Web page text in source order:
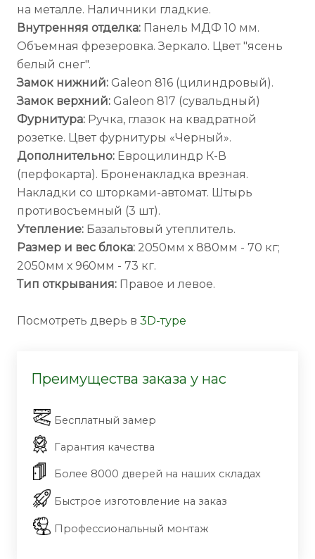
на металле. Наличники гладкие.
Внутренняя отделка: Панель МДФ 10 мм.
Объемная фрезеровка. Зеркало. Цвет "ясень
белый снег".
Замок нижний: Galeon 816 (цилиндровый).
Замок верхний: Galeon 817 (сувальдный)
Фурнитура: Ручка, глазок на квадратной
розетке. Цвет фурнитуры «Черный».
Дополнительно: Евроцилиндр К-В
(перфокарта). Броненакладка врезная.
Накладки со шторками-автомат. Штырь
противосъемный (3 шт).
Утепление: Базальтовый утеплитель.
Размер и вес блока: 2050мм х 880мм - 70 кг;
2050мм х 960мм - 73 кг.
Тип открывания: Правое и левое.
Посмотреть дверь в 3D-туре
Преимущества заказа у нас
Бесплатный замер
Гарантия качества
Более 8000 дверей на наших складах
Быстрое изготовление на заказ
Профессиональный монтаж